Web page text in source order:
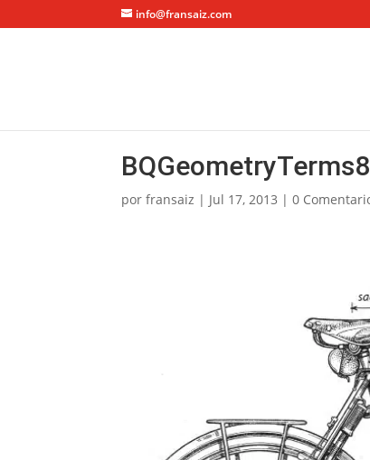
info@fransaiz.com
porfransaiz | Jul 17, 2013 |0